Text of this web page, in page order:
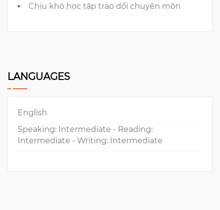
Chịu khó học tập trao dồi chuyên môn
LANGUAGES
English
Speaking: Intermediate - Reading:
Intermediate - Writing: Intermediate